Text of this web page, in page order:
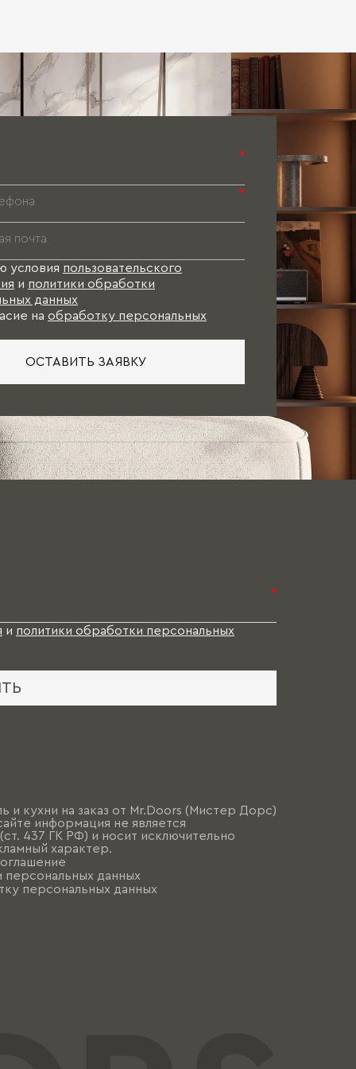
*
*
условия пользовательского
и политики обработки
данных
на обработку персональных
ОСТАВИТЬ ЗАЯВКУ
*
и политики обработки персональных
и кухни на заказ от Mr.Doors (Мистер Дорс)
информация не является
437 ГК РФ) и носит исключительно
характер.
персональных данных
персональных данных